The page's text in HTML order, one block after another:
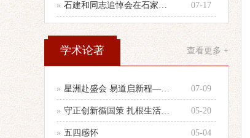
» 石建和同志追悼会在石家庄殡仪馆举行 07-17
学术论著 查看更多 +
» 星洲赴盛会 易道启新程——参加第33 07-09
» 守正创新循国策 扎根生活践国学 — 05-20
» 五四感怀 05-04